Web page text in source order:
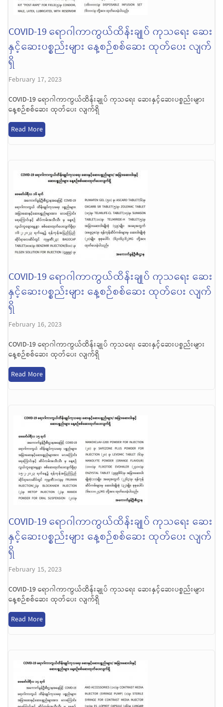
COVID-19 ရောဂါကာကွယ်ထိန်းချုပ် ကုသရေး ဆေး
နှင့်ဆေးပစ္စည်းများ နေ့စဉ်စစ်ဆေး ထုတ်ပေး လျက်
ရှိ
February 17, 2023
COVID-19 ရောဂါကာကွယ်ထိန်းချုပ် ကုသရေး ဆေးနှင့်ဆေးပစ္စည်းများ
နေ့စဉ်စစ်ဆေး ထုတ်ပေး လျက်ရှိ
Read More
COVID-19 ရောဂါကာကွယ်ထိန်းချုပ် ကုသရေး ဆေး
နှင့်ဆေးပစ္စည်းများ နေ့စဉ်စစ်ဆေး ထုတ်ပေး လျက်
ရှိ
February 16, 2023
COVID-19 ရောဂါကာကွယ်ထိန်းချုပ် ကုသရေး ဆေးနှင့်ဆေးပစ္စည်းများ
နေ့စဉ်စစ်ဆေး ထုတ်ပေး လျက်ရှိ
Read More
COVID-19 ရောဂါကာကွယ်ထိန်းချုပ် ကုသရေး ဆေး
နှင့်ဆေးပစ္စည်းများ နေ့စဉ်စစ်ဆေး ထုတ်ပေး လျက်
ရှိ
February 15, 2023
COVID-19 ရောဂါကာကွယ်ထိန်းချုပ် ကုသရေး ဆေးနှင့်ဆေးပစ္စည်းများ
နေ့စဉ်စစ်ဆေး ထုတ်ပေး လျက်ရှိ
Read More